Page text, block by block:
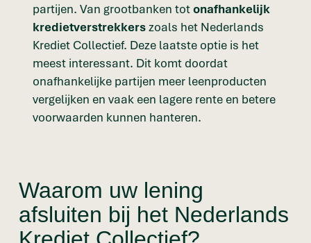
partijen. Van grootbanken totonafhankelijk
kredietverstrekkerszoals het Nederlands
Krediet Collectief. Deze laatste optie is het
meest interessant. Dit komt doordat
onafhankelijke partijen meer leenproducten
vergelijken en vaak een lagere rente en betere
voorwaarden kunnen hanteren.
Waarom uw lening
afsluiten bij het Nederlands